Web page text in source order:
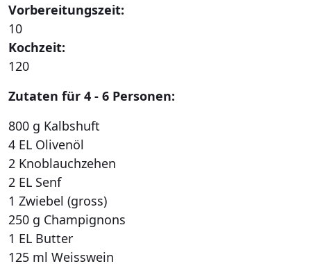
Vorbereitungszeit:
10
Kochzeit:
120
Zutaten für 4 - 6 Personen:
800 g Kalbshuft
4 EL Olivenöl
2 Knoblauchzehen
2 EL Senf
1 Zwiebel (gross)
250 g Champignons
1 EL Butter
125 ml Weisswein